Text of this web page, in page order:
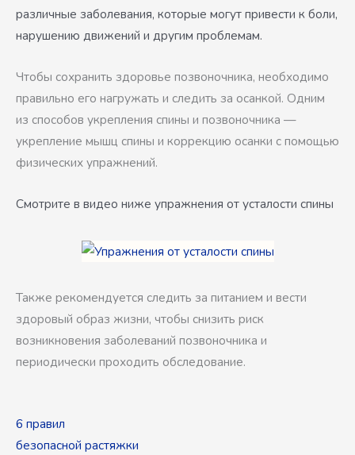
различные заболевания, которые могут привести к боли,
нарушению движений и другим проблемам.
Чтобы сохранить здоровье позвоночника, необходимо
правильно его нагружать и следить за осанкой. Одним
из способов укрепления спины и позвоночника —
укрепление мышц спины и коррекцию осанки с помощью
физических упражнений.
Смотрите в видео ниже упражнения от усталости спины
Также рекомендуется следить за питанием и вести
здоровый образ жизни, чтобы снизить риск
возникновения заболеваний позвоночника и
периодически проходить обследование.
6 правил
безопасной растяжки